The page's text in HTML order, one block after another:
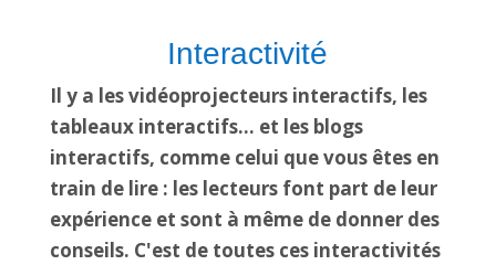
Interactivité
Il y a les vidéoprojecteurs interactifs, les
tableaux interactifs… et les blogs
interactifs, comme celui que vous êtes en
train de lire : les lecteurs font part de leur
expérience et sont à même de donner des
conseils. C'est de toutes ces interactivités